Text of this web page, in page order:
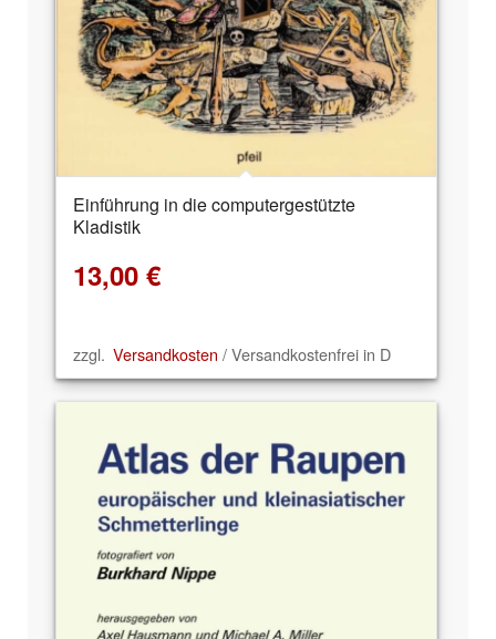
Einführung in die computergestützte
Kladistik
13,00 €
zzgl. Versandkosten / Versandkostenfrei in D